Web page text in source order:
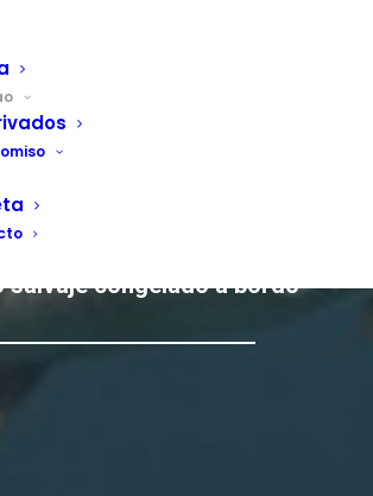
BACALAO
salvaje congelado a bordo"